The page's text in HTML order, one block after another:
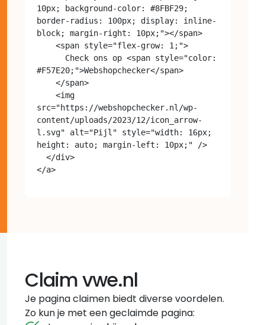
10px; background-color: #8FBF29;
border-radius: 100px; display: inline-
block; margin-right: 10px;"></span>
#F57E20;">Webshopchecker</span>
src="https://webshopchecker.nl/wp-
content/uploads/2023/12/icon_arrow-
l.svg" alt="Pijl" style="width: 16px;
height: auto; margin-left: 10px;" />
Claim vwe.nl
Je pagina claimen biedt diverse voordelen.
Zo kun je met een geclaimde pagina: